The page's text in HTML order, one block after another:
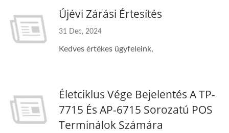
Újévi Zárási Értesítés
31 Dec, 2024
Kedves értékes ügyfeleink,
Életciklus Vége Bejelentés A TP-
7715 És AP-6715 Sorozatú POS
Terminálok Számára